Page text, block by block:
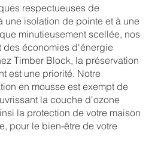
respectueuses de
une isolation de pointe et à une
minutieusement scellée, nos
des économies d'énergie
Timber Block, la préservation
est une priorité. Notre
en mousse est exempt de
la couche d'ozone
la protection de votre maison
pour le bien-être de votre